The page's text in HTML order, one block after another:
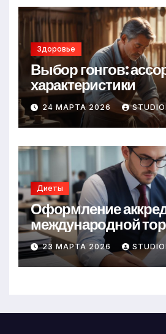
Здоровье
Выбор гонгов:
характеристики
24 МАРТА 2026
Диеты
Оформление
международной
23 МАРТА 2026